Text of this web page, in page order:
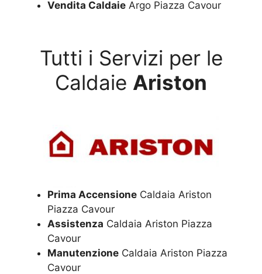
Vendita Caldaie Argo Piazza Cavour
Tutti i Servizi per le
Caldaie Ariston
Prima Accensione Caldaia Ariston
Piazza Cavour
Assistenza Caldaia Ariston Piazza
Cavour
Manutenzione Caldaia Ariston Piazza
Cavour